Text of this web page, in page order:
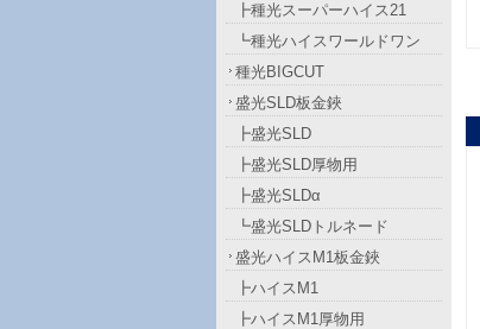
┣種光スーパーハイス21
┗種光ハイスワールドワン
種光BIGCUT
盛光SLD板金鋏
┣盛光SLD
┣盛光SLD厚物用
┣盛光SLDα
┗盛光SLDトルネード
盛光ハイスM1板金鋏
┣ハイスM1
┣ハイスM1厚物用